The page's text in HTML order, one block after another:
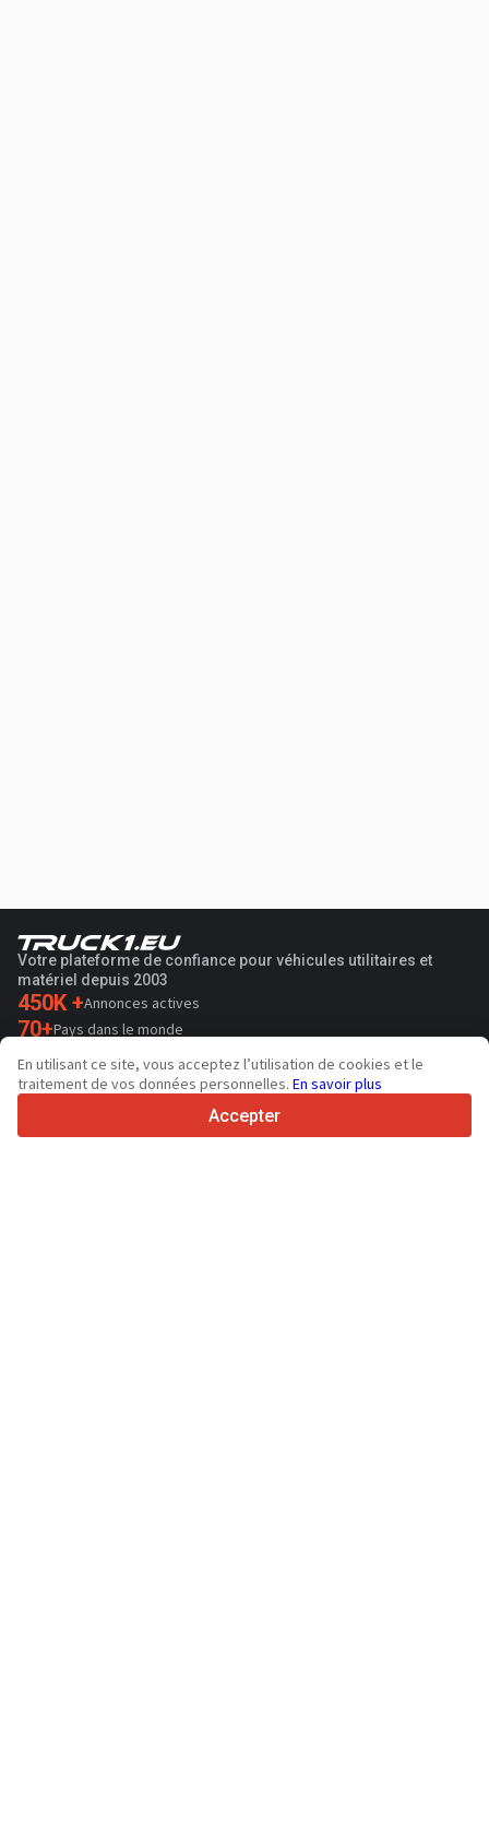
Votre plateforme de confiance pour véhicules utilitaires et
matériel depuis 2003
450K +Annonces actives
70+Pays dans le monde
36 Langues prises en charge
4.7/5
En utilisant ce site, vous acceptez l’utilisation de cookies et le
traitement de vos données personnelles. En savoir plus
Accepter